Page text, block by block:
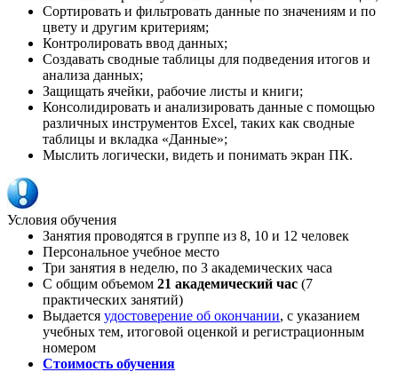
Сортировать и фильтровать данные по значениям и по
цвету и другим критериям;
Контролировать ввод данных;
Создавать сводные таблицы для подведения итогов и
анализа данных;
Защищать ячейки, рабочие листы и книги;
Консолидировать и анализировать данные с помощью
различных инструментов Excel, таких как сводные
таблицы и вкладка «Данные»;
Мыслить логически, видеть и понимать экран ПК.
Условия обучения
Занятия проводятся в группе из 8, 10 и 12 человек
Персональное учебное место
Три занятия в неделю, по 3 академических часа
С общим объемом 21 академический час (7
практических занятий)
Выдается удостоверение об окончании, с указанием
учебных тем, итоговой оценкой и регистрационным
номером
Стоимость обучения